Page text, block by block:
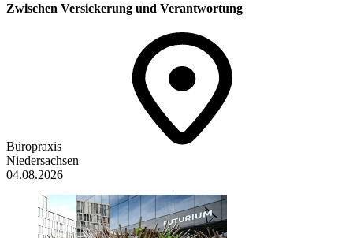
Zwischen Versickerung und Verantwortung
Büropraxis
Niedersachsen
04.08.2026